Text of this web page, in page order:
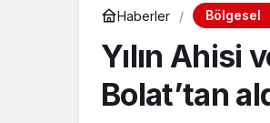
Haberler Bölgesel
Yılın Ahisi
Bolat’tan